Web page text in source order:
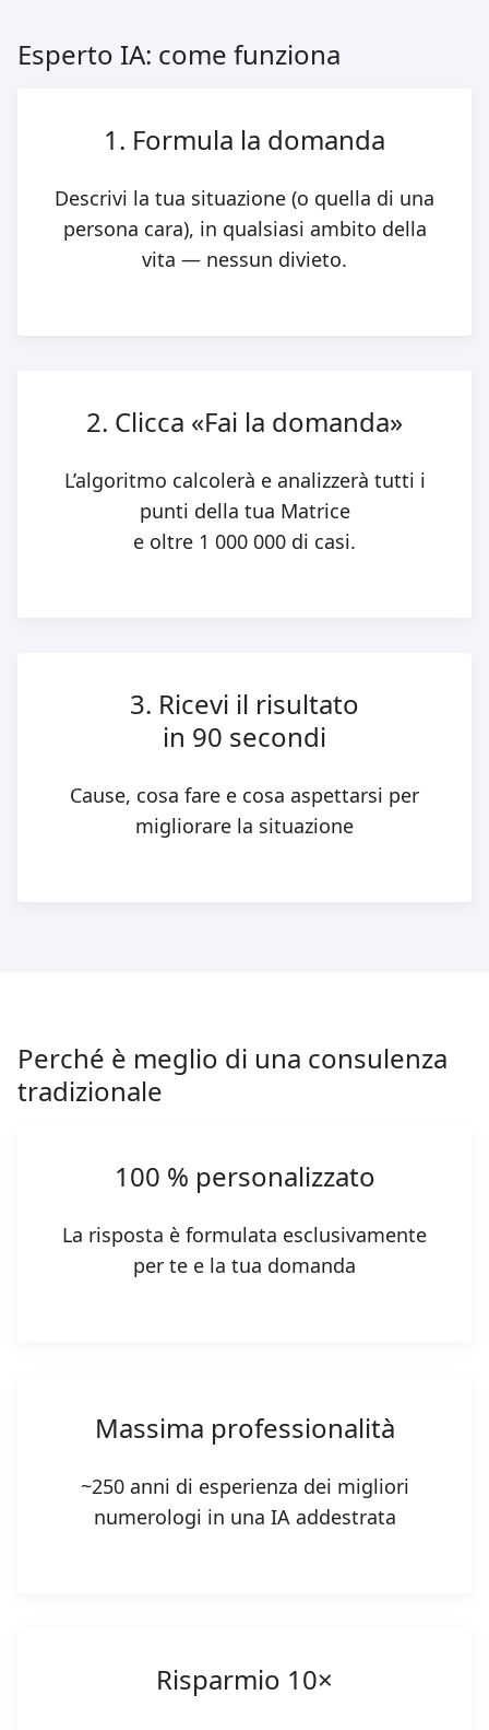
Esperto IA: come funziona
1. Formula la domanda
Descrivi la tua situazione (o quella di una
persona cara), in qualsiasi ambito della
vita — nessun divieto.
2. Clicca «Fai la domanda»
L’algoritmo calcolerà e analizzerà tutti i
punti della tua Matrice
e oltre 1 000 000 di casi.
3. Ricevi il risultato
in 90 secondi
Cause, cosa fare e cosa aspettarsi per
migliorare la situazione
Perché è meglio di una consulenza
tradizionale
100 % personalizzato
La risposta è formulata esclusivamente
per te e la tua domanda
Massima professionalità
~250 anni di esperienza dei migliori
numerologi in una IA addestrata
Risparmio 10×